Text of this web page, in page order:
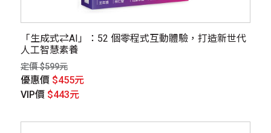
「生成式⇄AI」：52 個零程式互動體驗，打造新世代
人工智慧素養
定價 $599元
優惠價 $455元
VIP價 $443元